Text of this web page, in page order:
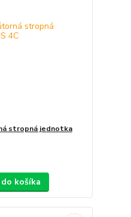
stropná jednotka
košíka